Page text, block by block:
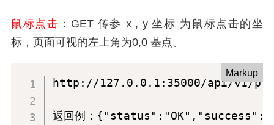
鼠标点击 ：GET 传参 x , y 坐标 为鼠标点击的坐
标，页面可视的左上角为0,0 基点。
Markup
http://127.0.0.1:35000/api/v1/
返回例：